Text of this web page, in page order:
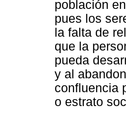
población
pues los
la falta de
que la
pueda
y al
confluencia
o estrato